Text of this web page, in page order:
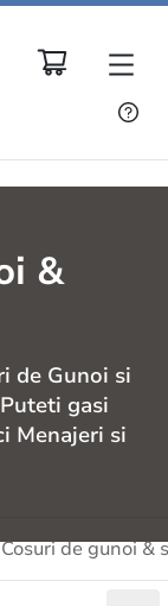
&
de Gunoi si
gasi
Menajeri si
Cosuri de gunoi &